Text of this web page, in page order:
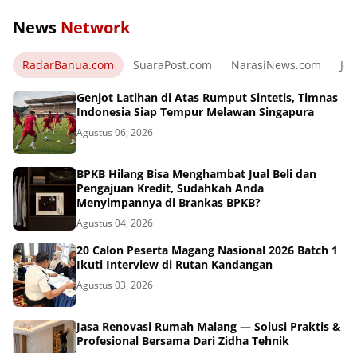
News Network
RadarBanua.com SuaraPost.com NarasiNews.com
Genjot Latihan di Atas Rumput Sintetis, Timnas
Indonesia Siap Tempur Melawan Singapura
Agustus 06, 2026
BPKB Hilang Bisa Menghambat Jual Beli dan
Pengajuan Kredit, Sudahkah Anda
Menyimpannya di Brankas BPKB?
Agustus 04, 2026
20 Calon Peserta Magang Nasional 2026 Batch 1
Ikuti Interview di Rutan Kandangan
Agustus 03, 2026
Jasa Renovasi Rumah Malang — Solusi Praktis &
Profesional Bersama Dari Zidha Tehnik